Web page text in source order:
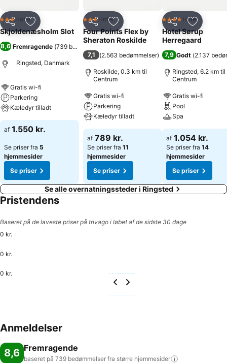
Del Føj til favoritter
3 Stjerner
Hotel
Skjoldenæsholm Slot
8,6 Fremragende (739 bedømmelser
Ringsted, Danmark
Gratis wi-fi
Parkering
Kæledyr tilladt
af 1.550 kr.
Se priser fra 5
hjemmesider
Se priser
Del Føj til favoritter
3 Stjerner
Hotel
Four Points Flex by
Sheraton Roskilde
7,1 (2.563 bedømmelser)
Roskilde, 0.3 km til
Centrum
Gratis wi-fi
Parkering
Kæledyr tilladt
af 789 kr.
Se priser fra 11
hjemmesider
Se priser
Del Føj til
4 StjernerHotel
Hotel Sørup
Herregaard
7,9 Godt (2.137
Ringsted, 6.2 km til
Centrum
Gratis wi-fi
Pool
Spa
af 1.054 kr.
Se priser fra 14
hjemmesider
Se priser
Se alle overnatningssteder i Ringsted
Pristendens
Baseret på de laveste priser på trivago i løbet af de sidste 30 dage
0 kr.
0 kr.
0 kr.
Anmeldelser
8,6 Fremragende
baseret på 739 bedømmelser fra større hjemmesider